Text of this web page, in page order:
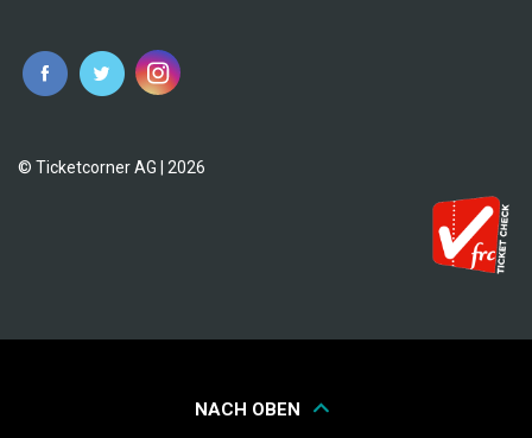
© Ticketcorner AG | 2026
NACH OBEN